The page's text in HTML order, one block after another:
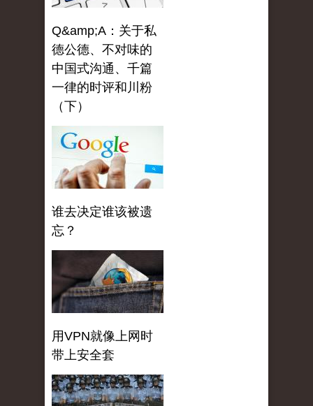
Q&amp;A：关于私
德公德、不对味的
中国式沟通、千篇
一律的时评和川粉
（下）
谁去决定谁该被遗
忘？
用VPN就像上网时
带上安全套